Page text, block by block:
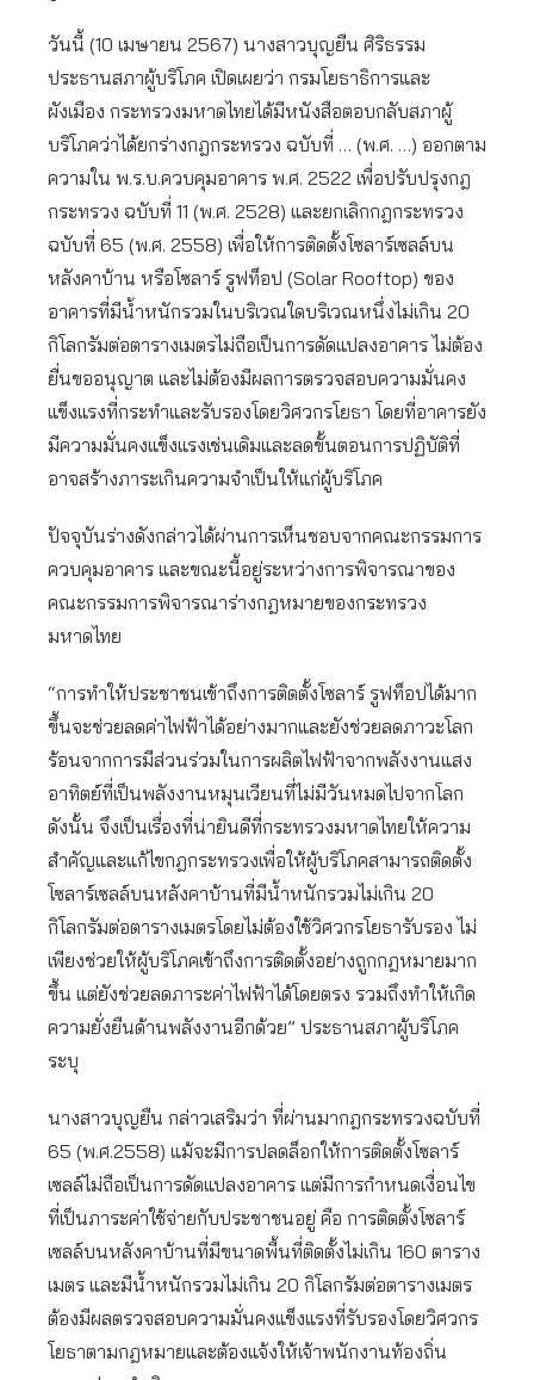
วันนี้ (10 เมษายน 2567) นางสาวบุญยืน ศิริธรรม
ประธานสภาผู้บริโภค เปิดเผยว่า กรมโยธาธิการและ
ผังเมือง กระทรวงมหาดไทยได้มีหนังสือตอบกลับสภาผู้
บริโภคว่าได้ยกร่างกฎกระทรวง ฉบับที่ … (พ.ศ. …) ออกตาม
ความใน พ.ร.บ.ควบคุมอาคาร พ.ศ. 2522 เพื่อปรับปรุงกฎ
กระทรวง ฉบับที่ 11 (พ.ศ. 2528) และยกเลิกกฎกระทรวง
ฉบับที่ 65 (พ.ศ. 2558) เพื่อให้การติดตั้งโซลาร์เซลล์บน
หลังคาบ้าน หรือโซลาร์ รูฟท็อป (Solar Rooftop) ของ
อาคารที่มีน้ำหนักรวมในบริเวณใดบริเวณหนึ่งไม่เกิน 20
กิโลกรัมต่อตารางเมตรไม่ถือเป็นการดัดแปลงอาคาร ไม่ต้อง
ยื่นขออนุญาต และไม่ต้องมีผลการตรวจสอบความมั่นคง
แข็งแรงที่กระทำและรับรองโดยวิศวกรโยธา โดยที่อาคารยัง
มีความมั่นคงแข็งแรงเช่นเดิมและลดขั้นตอนการปฏิบัติที่
อาจสร้างภาระเกินความจำเป็นให้แก่ผู้บริโภค
ปัจจุบันร่างดังกล่าวได้ผ่านการเห็นชอบจากคณะกรรมการ
ควบคุมอาคาร และขณะนี้อยู่ระหว่างการพิจารณาของ
คณะกรรมการพิจารณาร่างกฎหมายของกระทรวง
มหาดไทย
“การทำให้ประชาชนเข้าถึงการติดตั้งโซลาร์ รูฟท็อปได้มาก
ขึ้นจะช่วยลดค่าไฟฟ้าได้อย่างมากและยังช่วยลดภาวะโลก
ร้อนจากการมีส่วนร่วมในการผลิตไฟฟ้าจากพลังงานแสง
อาทิตย์ที่เป็นพลังงานหมุนเวียนที่ไม่มีวันหมดไปจากโลก
ดังนั้น จึงเป็นเรื่องที่น่ายินดีที่กระทรวงมหาดไทยให้ความ
สำคัญและแก้ไขกฎกระทรวงเพื่อให้ผู้บริโภคสามารถติดตั้ง
โซลาร์เซลล์บนหลังคาบ้านที่มีน้ำหนักรวมไม่เกิน 20
กิโลกรัมต่อตารางเมตรโดยไม่ต้องใช้วิศวกรโยธารับรอง ไม่
เพียงช่วยให้ผู้บริโภคเข้าถึงการติดตั้งอย่างถูกกฎหมายมาก
ขึ้น แต่ยังช่วยลดภาระค่าไฟฟ้าได้โดยตรง รวมถึงทำให้เกิด
ความยั่งยืนด้านพลังงานอีกด้วย” ประธานสภาผู้บริโภค
ระบุ
นางสาวบุญยืน กล่าวเสริมว่า ที่ผ่านมากฎกระทรวงฉบับที่
65 (พ.ศ.2558) แม้จะมีการปลดล็อกให้การติดตั้งโซลาร์
เซลล์ไม่ถือเป็นการดัดแปลงอาคาร แต่มีการกำหนดเงื่อนไข
ที่เป็นภาระค่าใช้จ่ายกับประชาชนอยู่ คือ การติดตั้งโซลาร์
เซลล์บนหลังคาบ้านที่มีขนาดพื้นที่ติดตั้งไม่เกิน 160 ตาราง
เมตร และมีน้ำหนักรวมไม่เกิน 20 กิโลกรัมต่อตารางเมตร
ต้องมีผลตรวจสอบความมั่นคงแข็งแรงที่รับรองโดยวิศวกร
โยธาตามกฎหมายและต้องแจ้งให้เจ้าพนักงานท้องถิ่น